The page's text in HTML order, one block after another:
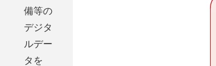
備等の
デジタ
ルデー
タを